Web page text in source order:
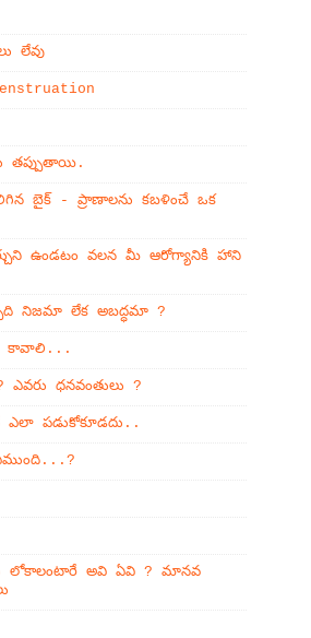
లేవు
తప్పుతాయి.
బైక్ - ప్రాణాలను కబళించే ఒక
ఉండటం వలన మీ ఆరోగ్యానికి హాని
నిజమా లేక అబద్ధమా ?
కావాలి...
ఎవరు ధనవంతులు ?
ఎలా పడుకోకూడదు..
లోకాలంటారే అవి ఏవి ? మానవ